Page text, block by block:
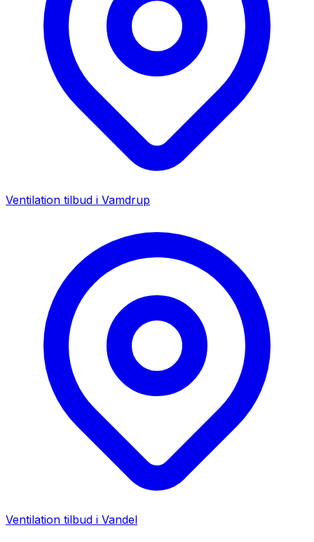
Ventilation tilbud i Vamdrup
Ventilation tilbud i Vandel